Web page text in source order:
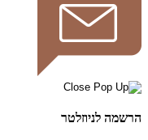
הרשמה לניוזלטר